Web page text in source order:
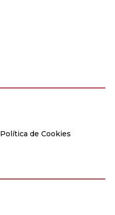
Política de Cookies